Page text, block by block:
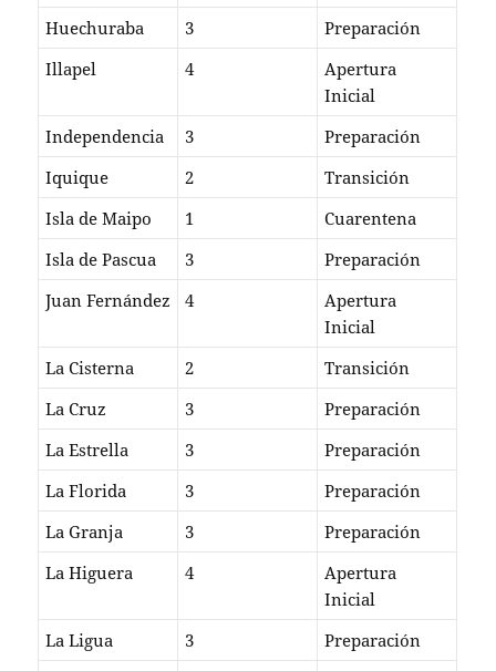
Huechuraba
3
Preparación
Illapel
4
Apertura
Inicial
Independencia
3
Preparación
Iquique
2
Transición
Isla de Maipo
1
Cuarentena
Isla de Pascua
3
Preparación
Juan Fernández
4
Apertura
Inicial
La Cisterna
2
Transición
La Cruz
3
Preparación
La Estrella
3
Preparación
La Florida
3
Preparación
La Granja
3
Preparación
La Higuera
4
Apertura
Inicial
La Ligua
3
Preparación